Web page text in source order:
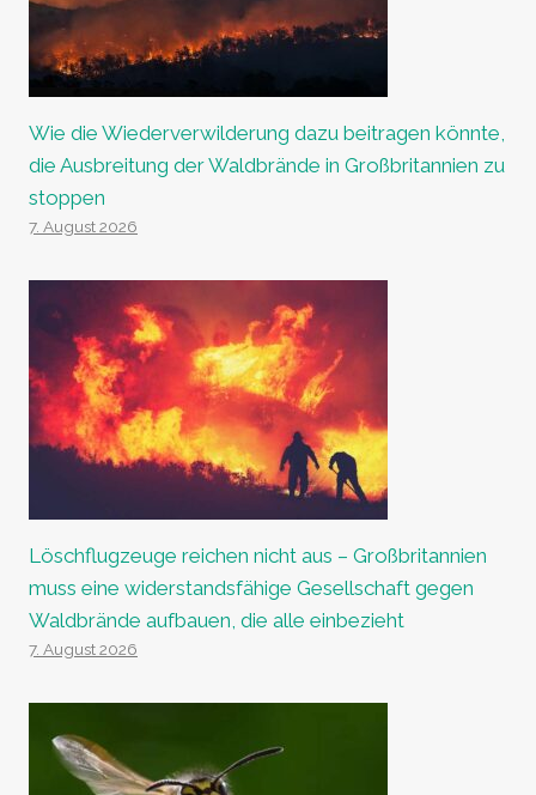
Wie die Wiederverwilderung dazu beitragen könnte,
die Ausbreitung der Waldbrände in Großbritannien zu
stoppen
7. August 2026
Löschflugzeuge reichen nicht aus – Großbritannien
muss eine widerstandsfähige Gesellschaft gegen
Waldbrände aufbauen, die alle einbezieht
7. August 2026